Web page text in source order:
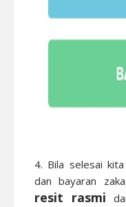
4. Bila selesai
dan bayaran
resit rasmi